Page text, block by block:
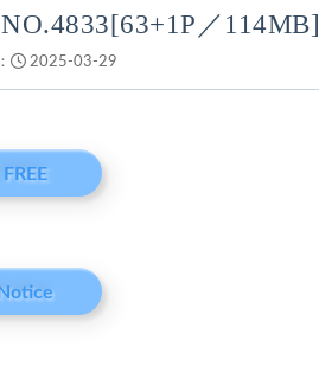
／114MB]
2025-03-29
FREE
Notice